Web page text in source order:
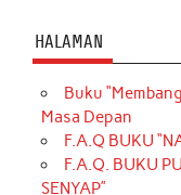
HALAMAN
Buku
Masa Depan
F.A.Q BUKU
F.A.Q. BUKU
SENYAP”